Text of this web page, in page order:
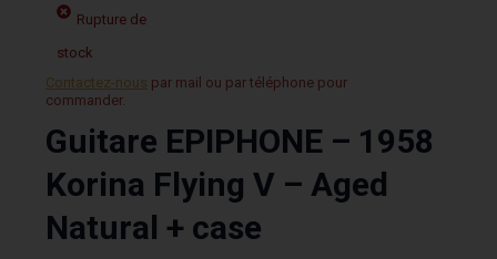
Rupture de
stock
Contactez-nous par mail ou par téléphone pour
commander.
Guitare EPIPHONE – 1958
Korina Flying V – Aged
Natural + case